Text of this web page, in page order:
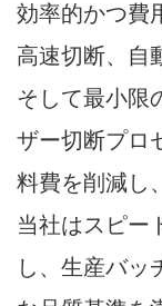
効率的かつ費
高速切断、自
そして最小限
ザー切断プロ
料費を削減し
当社はスピー
し、生産バッ